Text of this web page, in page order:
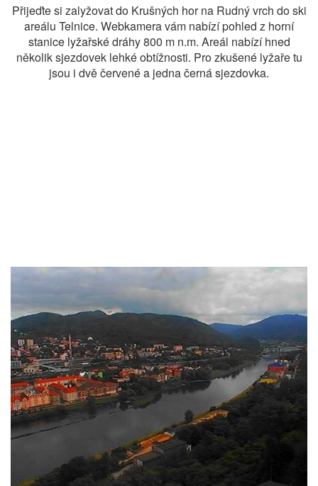
Přijeďte si zalyžovat do Krušných hor na Rudný vrch do ski
areálu Telnice. Webkamera vám nabízí pohled z horní
stanice lyžařské dráhy 800 m n.m. Areál nabízí hned
několik sjezdovek lehké obtížnosti. Pro zkušené lyžaře tu
jsou i dvě červené a jedna černá sjezdovka.